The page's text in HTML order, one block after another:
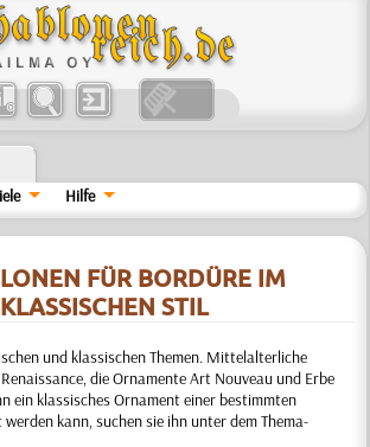
Hilfe
FÜR BORDÜRE IM
KLASSISCHEN STIL
und klassischen Themen. Mittelalterliche
die Ornamente Art Nouveau und Erbe
ein klassisches Ornament einer bestimmten
kann, suchen sie ihn unter dem Thema-